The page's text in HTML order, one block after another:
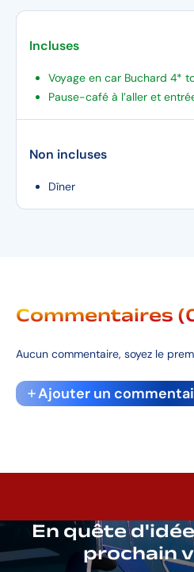
Incluses
Voyage en car Buchard 4*
Pause-café à l’aller et
Non incluses
Dîner
Commentaires
Aucun commentaire, soyez le
Ajouter un
En quête
prochain